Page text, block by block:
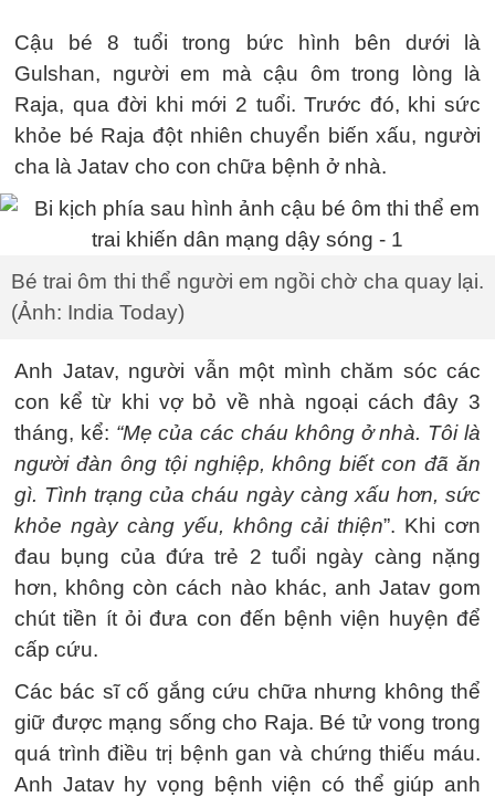
Cậu bé 8 tuổi trong bức hình bên dưới là
Gulshan, người em mà cậu ôm trong lòng là
Raja, qua đời khi mới 2 tuổi. Trước đó, khi sức
khỏe bé Raja đột nhiên chuyển biến xấu, người
cha là Jatav cho con chữa bệnh ở nhà.
Bé trai ôm thi thể người em ngồi chờ cha quay lại.
(Ảnh: India Today)
Anh Jatav, người vẫn một mình chăm sóc các
con kể từ khi vợ bỏ về nhà ngoại cách đây 3
tháng, kể: “Mẹ của các cháu không ở nhà. Tôi là
người đàn ông tội nghiệp, không biết con đã ăn
gì. Tình trạng của cháu ngày càng xấu hơn, sức
khỏe ngày càng yếu, không cải thiện”. Khi cơn
đau bụng của đứa trẻ 2 tuổi ngày càng nặng
hơn, không còn cách nào khác, anh Jatav gom
chút tiền ít ỏi đưa con đến bệnh viện huyện để
cấp cứu.
Các bác sĩ cố gắng cứu chữa nhưng không thể
giữ được mạng sống cho Raja. Bé tử vong trong
quá trình điều trị bệnh gan và chứng thiếu máu.
Anh Jatav hy vọng bệnh viện có thể giúp anh